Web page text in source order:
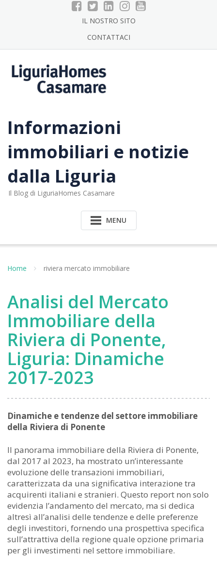
IL NOSTRO SITO
CONTATTACI
Informazioni
immobiliari e notizie
dalla Liguria
Il Blog di LiguriaHomes Casamare
MENU
Home riviera mercato immobiliare
Analisi del Mercato
Immobiliare della
Riviera di Ponente,
Liguria: Dinamiche
2017-2023
Dinamiche e tendenze del settore immobiliare
della Riviera di Ponente
Il panorama immobiliare della Riviera di Ponente,
dal 2017 al 2023, ha mostrato un’interessante
evoluzione delle transazioni immobiliari,
caratterizzata da una significativa interazione tra
acquirenti italiani e stranieri. Questo report non solo
evidenzia l’andamento del mercato, ma si dedica
altresì all’analisi delle tendenze e delle preferenze
degli investitori, fornendo una prospettiva specifica
sull’attrattiva della regione quale opzione primaria
per gli investimenti nel settore immobiliare.